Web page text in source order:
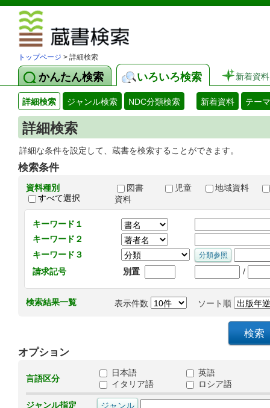
トップページ > 詳細検索
かんたん検索 いろいろ検索 新着資料
詳細検索 ジャンル検索 NDC分類検索 新着資料 テー
詳細検索
詳細な条件を設定して、蔵書を検索することができます。
検索条件
資料種別
すべて選択
図書 児童
地域資料
資料
キーワード１
キーワード２
キーワード３
請求記号
別置 /
検索結果一覧 表示件数 ソート順
オプション
言語区分
日本語
英語
イタリア語
ロシア語
ジャンル指定